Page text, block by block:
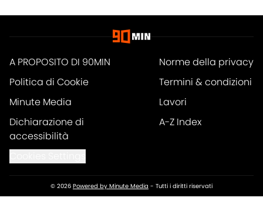
A PROPOSITO DI 90MIN
Norme della privacy
Politica di Cookie
Termini & condizioni
Minute Media
Lavori
Dichiarazione di
accessibilità
A-Z Index
© 2026 Powered by Minute Media - Tutti i diritti riservati